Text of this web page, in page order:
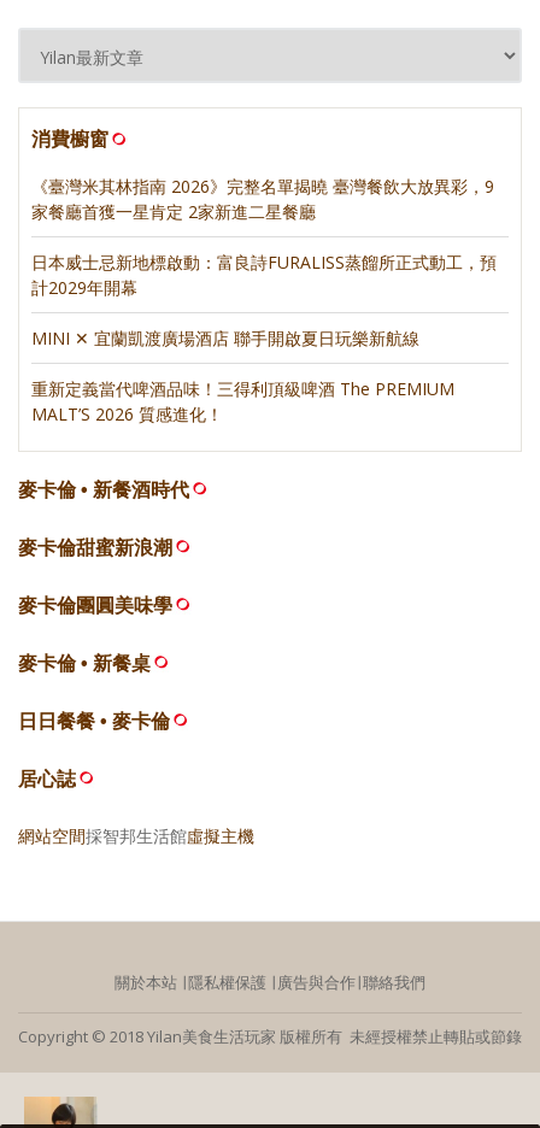
消費櫥窗
《臺灣米其林指南 2026》完整名單揭曉 臺灣餐飲大放異彩，9
家餐廳首獲一星肯定 2家新進二星餐廳
日本威士忌新地標啟動：富良詩FURALISS蒸餾所正式動工，預
計2029年開幕
MINI ✕ 宜蘭凱渡廣場酒店 聯手開啟夏日玩樂新航線
重新定義當代啤酒品味！三得利頂級啤酒 The PREMIUM
MALT’S 2026 質感進化！
麥卡倫 • 新餐酒時代
麥卡倫甜蜜新浪潮
麥卡倫團圓美味學
麥卡倫 • 新餐桌
日日餐餐 • 麥卡倫
居心誌
網站空間採智邦生活館虛擬主機
關於本站 ∣隱私權保護 ∣ 廣告與合作∣聯絡我們
Copyright © 2018 Yilan美食生活玩家 版權所有 未經授權禁止轉貼或節錄